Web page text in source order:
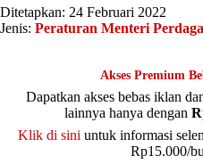
Ditetapkan: 24 Februari 2022
Jenis: Peraturan Menteri
Akses Premium
Dapatkan akses bebas iklan
lainnya hanya dengan
Klik di sini untuk informasi
Rp15.000/